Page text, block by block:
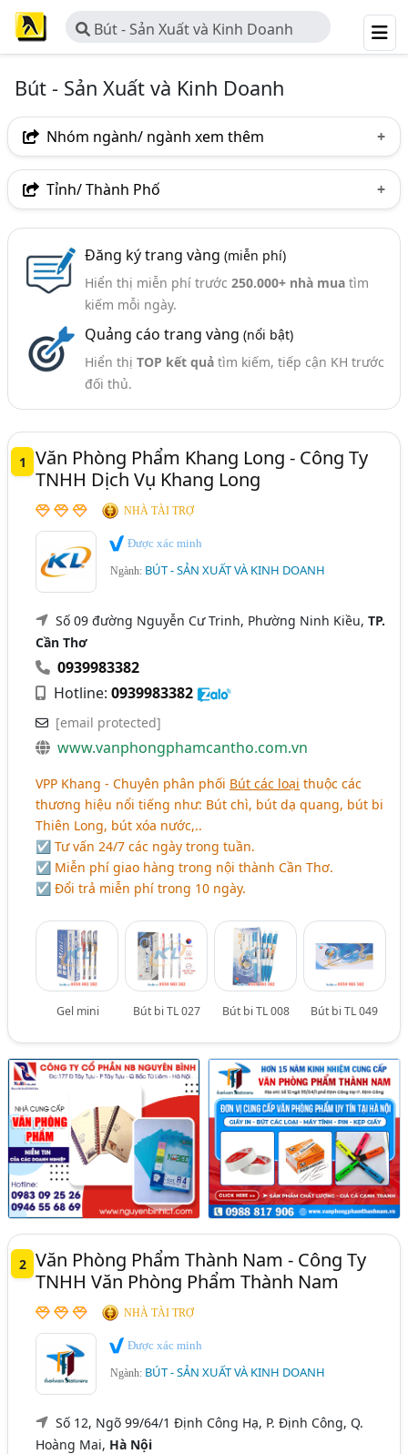
Bút - Sản Xuất và Kinh Doanh
Bút - Sản Xuất và Kinh Doanh
Nhóm ngành/ ngành xem thêm
Ngành nghề
Ngành xem thêm
Sổ, Vở Viết - Sản Xuất Và Kinh Doanh (97)
Tỉnh/ Thành Phố
Bình Dương
TP. Hải Phòng
Bà Rịa-Vũng Tàu
Bình Phước
Thái Bình
Thái Nguyên
TP. Cần Thơ
Hà Nam
Long An Quảng Ngãi
Tây Ninh
Tiền Giang
Đăng ký trang vàng (miễn phí)
Hiển thị miễn phí trước 250.000+ nhà muatìm
kiếm mỗi ngày.
Quảng cáo trang vàng (nổi bật)
Hiển thị TOP kết quảtìm kiếm, tiếp cận KH trước
đối thủ.
1
Văn Phòng Phẩm Khang Long - Công Ty
TNHH Dịch Vụ Khang Long
NHÀ TÀI TRỢ
Được xác minh
Ngành: BÚT - SẢN XUẤT VÀ KINH DOANH
Số 09 đường Nguyễn Cư Trinh, Phường Ninh Kiều,TP.
Cần Thơ
0939983382
Hotline:0939983382
[email protected]
www.vanphongphamcantho.com.vn
VPP Khang - Chuyên phân phối Bút các loại thuộc các
thương hiệu nổi tiếng như: Bút chì, bút dạ quang, bút bi
Thiên Long, bút xóa nước,..
☑ Tư vấn 24/7 các ngày trong tuần.
☑ Miễn phí giao hàng trong nội thành Cần Thơ.
☑ Đổi trả miễn phí trong 10 ngày.
Gel mini Bút bi TL 027 Bút bi TL 008 Bút bi TL 049
2 Văn Phòng Phẩm Thành Nam - Công Ty
TNHH Văn Phòng Phẩm Thành Nam
NHÀ TÀI TRỢ
Được xác minh
Ngành: BÚT - SẢN XUẤT VÀ KINH DOANH
Số 12, Ngõ 99/64/1 Định Công Hạ, P. Định Công, Q.
Hoàng Mai, Hà Nội